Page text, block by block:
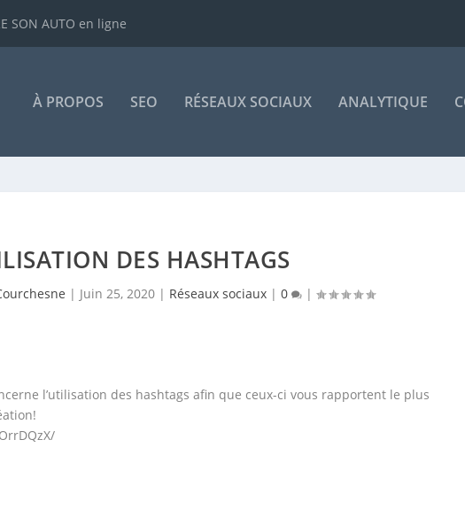
SON AUTO en ligne
À PROPOS SEO RÉSEAUX SOCIAUX ANALYTIQUE
DES HASHTAGS
| Juin 25, 2020 | Réseaux sociaux |0 |
l’utilisation des hashtags afin que ceux-ci vous rapportent le plus